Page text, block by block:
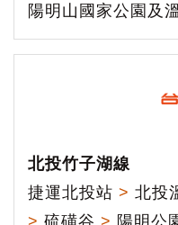
陽明山國家公園及
北投竹子湖線
捷運北投站 > 北投